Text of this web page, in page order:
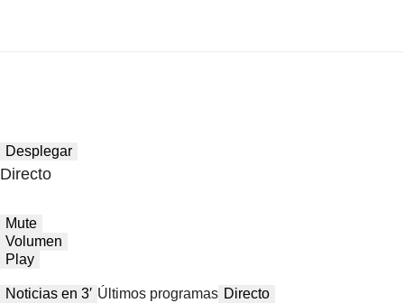
Desplegar
Directo
Mute
Volumen
Play
Noticias en 3′ Últimos programas Directo